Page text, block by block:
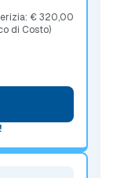
€ 320,00
di Costo)